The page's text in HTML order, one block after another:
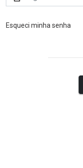
Esqueci minha senha